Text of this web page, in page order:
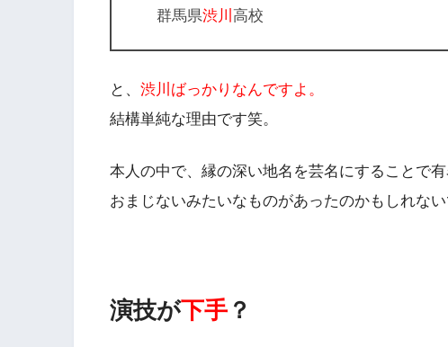
群馬県渋川 高校
と、 渋川ばっかりなんですよ。
結構単純な理由です笑。
本人の中で、縁の深い地名を芸名にすることで有
おまじないみたいなものがあったのかもしれない
演技が下手 ？